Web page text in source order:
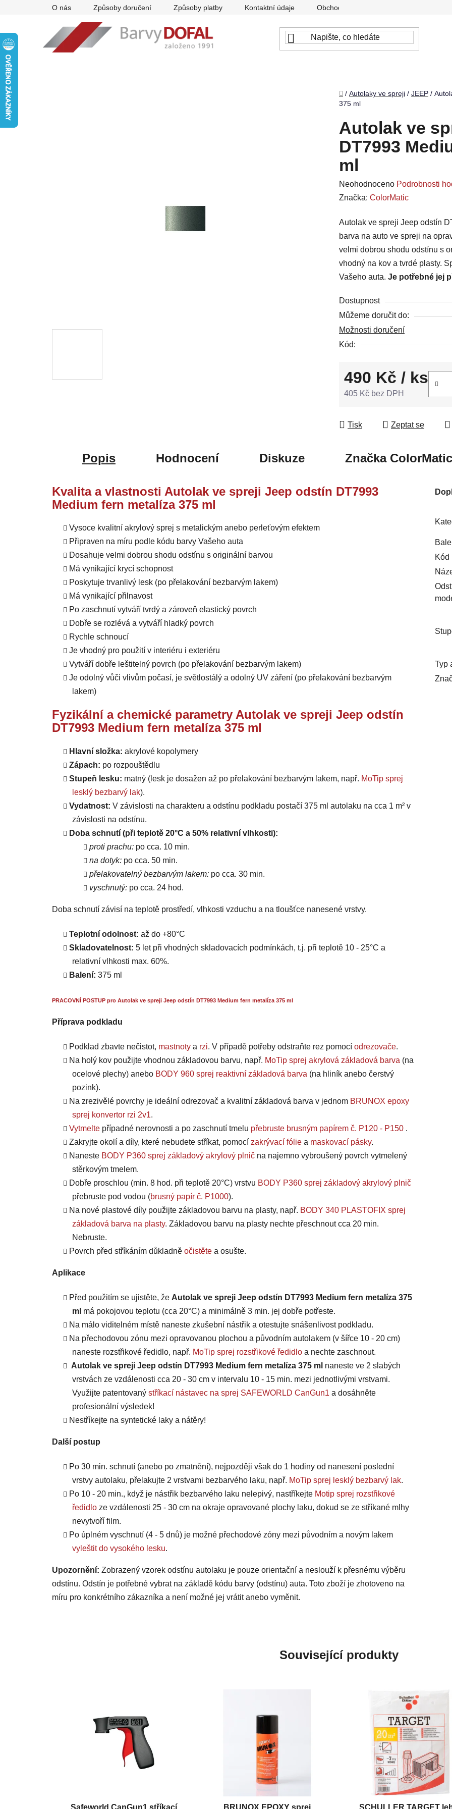
O nás Způsoby doručení Způsoby platby Kontaktní údaje Obchodní podmínky
Domů
/ Autolaky ve spreji / JEEP /
375 ml
Autolak ve
DT7993
ml
Průměrné
hodnocení
je
0,0
z
5
hvězdiček.
Neohodnoceno Podrobnosti
Značka: ColorMatic
Autolak ve spreji Jeep odstín
barva na auto ve spreji na
velmi dobrou shodu odstínu s
vhodný na kov a tvrdé plasty.
Vašeho auta. Je potřebné jej
Dostupnost
Můžeme doručit do:
Možnosti doručení
Kód:
490 Kč / ks
405 Kč bez DPH
Tisk Zeptat se
Popis Hodnocení Diskuze ZnačkaColorMatic
Kvalita a vlastnosti Autolak ve spreji Jeep odstín DT7993
Medium fern metalíza 375 ml
Vysoce kvalitní akrylový sprej s metalickým anebo perleťovým efektem
Připraven na míru podle kódu barvy Vašeho auta
Dosahuje velmi dobrou shodu odstínu s originální barvou
Má vynikající krycí schopnost
Poskytuje trvanlivý lesk (po přelakování bezbarvým lakem)
Má vynikající přilnavost
Po zaschnutí vytváří tvrdý a zároveň elastický povrch
Dobře se rozlévá a vytváří hladký povrch
Rychle schnoucí
Je vhodný pro použití v interiéru i exteriéru
Vytváří dobře leštitelný povrch (po přelakování bezbarvým lakem)
Je odolný vůči vlivům počasí, je světlostálý a odolný UV záření (po přelakování bezbarvým
lakem)
Fyzikální a chemické parametry Autolak ve spreji Jeep odstín
DT7993 Medium fern metalíza 375 ml
Hlavní složka: akrylové kopolymery
Zápach: po rozpouštědlu
Stupeň lesku: matný (lesk je dosažen až po přelakování bezbarvým lakem, např. MoTip sprej
lesklý bezbarvý lak).
Vydatnost: V závislosti na charakteru a odstínu podkladu postačí 375 ml autolaku na cca 1 m² v
závislosti na odstínu.
Doba schnutí (při teplotě 20°C a 50% relativní vlhkosti):
proti prachu: po cca. 10 min.
na dotyk: po cca. 50 min.
přelakovatelný bezbarvým lakem: po cca. 30 min.
vyschnutý: po cca. 24 hod.
Doba schnutí závisí na teplotě prostředí, vlhkosti vzduchu a na tloušťce nanesené vrstvy.
Teplotní odolnost: až do +80°C
Skladovatelnost: 5 let při vhodných skladovacích podmínkách, t.j. při teplotě 10 - 25°C a
relativní vlhkosti max. 60%.
Balení: 375 ml
PRACOVNÍ POSTUP pro Autolak ve spreji Jeep odstín DT7993 Medium fern metalíza 375 ml
Příprava podkladu
Podklad zbavte nečistot, mastnoty a rzi. V případě potřeby odstraňte rez pomocí odrezovače.
Na holý kov použijte vhodnou základovou barvu, např. MoTip sprej akrylová základová barva (na
ocelové plechy) anebo BODY 960 sprej reaktivní základová barva (na hliník anebo čerstvý
pozink).
Na zrezivělé povrchy je ideální odrezovač a kvalitní základová barva v jednom BRUNOX epoxy
sprej konvertor rzi 2v1.
Vytmelte případné nerovnosti a po zaschnutí tmelu přebruste brusným papírem č. P120 - P150 .
Zakryjte okolí a díly, které nebudete stříkat, pomocí zakrývací fólie a maskovací pásky.
Naneste BODY P360 sprej základový akrylový plnič na najemno vybroušený povrch vytmelený
stěrkovým tmelem.
Dobře proschlou (min. 8 hod. při teplotě 20°C) vrstvu BODY P360 sprej základový akrylový plnič
přebruste pod vodou (brusný papír č. P1000).
Na nové plastové díly použijte základovou barvu na plasty, např. BODY 340 PLASTOFIX sprej
základová barva na plasty. Základovou barvu na plasty nechte přeschnout cca 20 min.
Nebruste.
Povrch před stříkáním důkladně očistěte a osušte.
Aplikace
Před použitím se ujistěte, že Autolak ve spreji Jeep odstín DT7993 Medium fern metalíza 375
ml má pokojovou teplotu (cca 20°C) a minimálně 3 min. jej dobře potřeste.
Na málo viditelném místě naneste zkušební nástřik a otestujte snášenlivost podkladu.
Na přechodovou zónu mezi opravovanou plochou a původním autolakem (v šířce 10 - 20 cm)
naneste rozstřikové ředidlo, např. MoTip sprej rozstřikové ředidlo a nechte zaschnout.
Autolak ve spreji Jeep odstín DT7993 Medium fern metalíza 375 ml naneste ve 2 slabých
vrstvách ze vzdálenosti cca 20 - 30 cm v intervalu 10 - 15 min. mezi jednotlivými vrstvami.
Využijte patentovaný stříkací nástavec na sprej SAFEWORLD CanGun1 a dosáhněte
profesionální výsledek!
Nestříkejte na syntetické laky a nátěry!
Další postup
Po 30 min. schnutí (anebo po zmatnění), nejpozději však do 1 hodiny od nanesení poslední
vrstvy autolaku, přelakujte 2 vrstvami bezbarvého laku, např. MoTip sprej lesklý bezbarvý lak.
Po 10 - 20 min., když je nástřik bezbarvého laku nelepivý, nastříkejte Motip sprej rozstřikové
ředidlo ze vzdálenosti 25 - 30 cm na okraje opravované plochy laku, dokud se ze stříkané mlhy
nevytvoří film.
Po úplném vyschnutí (4 - 5 dnů) je možné přechodové zóny mezi původním a novým lakem
vyleštit do vysokého lesku.
Upozornění: Zobrazený vzorek odstínu autolaku je pouze orientační a neslouží k přesnému výběru
odstínu. Odstín je potřebné vybrat na základě kódu barvy (odstínu) auta. Toto zboží je zhotoveno na
míru pro konkrétního zákazníka a není možné jej vrátit anebo vyměnit.
Kód
Typ
Související produkty